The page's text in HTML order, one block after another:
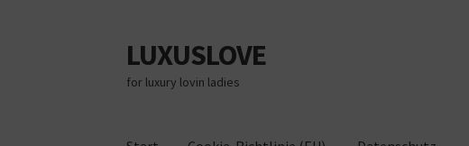
Zur
Navigation
springen
Zum
Inhalt
springen
LUXUSLOVE
for luxury lovin ladies